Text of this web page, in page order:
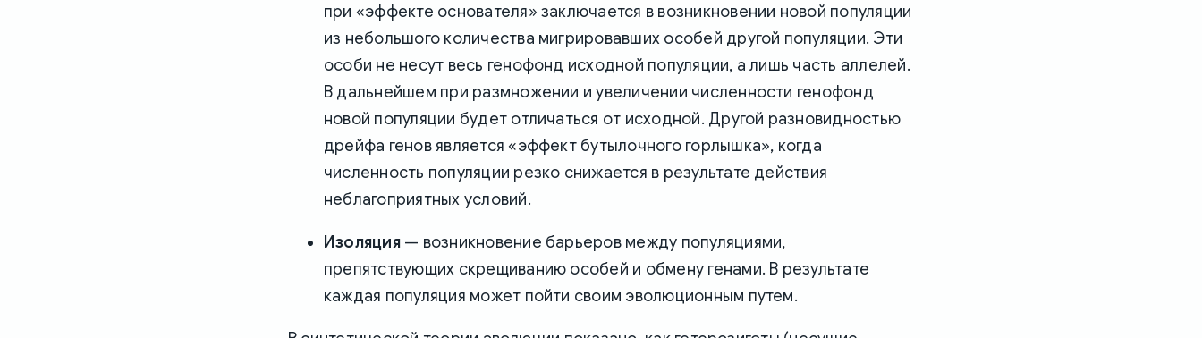
при «эффекте основателя» заключается в возникновении новой популяции
из небольшого количества мигрировавших особей другой популяции. Эти
особи не несут весь генофонд исходной популяции, а лишь часть аллелей.
В дальнейшем при размножении и увеличении численности генофонд
новой популяции будет отличаться от исходной. Другой разновидностью
дрейфа генов является «эффект бутылочного горлышка», когда
численность популяции резко снижается в результате действия
неблагоприятных условий.
Изоляция— возникновение барьеров между популяциями,
препятствующих скрещиванию особей и обмену генами. В результате
каждая популяция может пойти своим эволюционным путем.